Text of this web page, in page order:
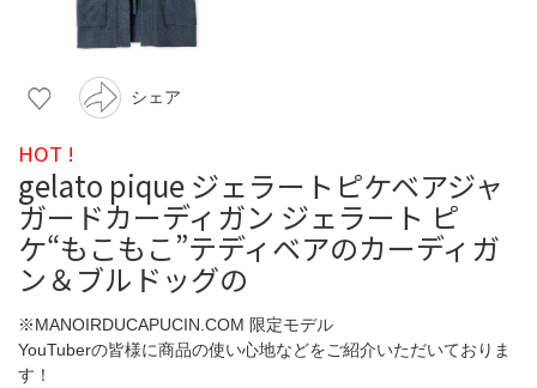
シェア
HOT !
gelato pique ジェラートピケベアジャ
ガードカーディガン ジェラート ピ
ケ“もこもこ”テディベアのカーディガ
ン＆ブルドッグの
※MANOIRDUCAPUCIN.COM 限定モデル
YouTuberの皆様に商品の使い心地などをご紹介いただいておりま
す！